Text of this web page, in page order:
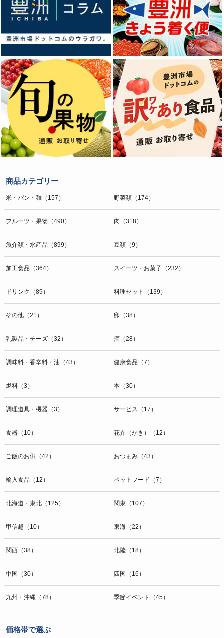
商品カテゴリー
米・パン・麺（157） 野菜類（174）
フルーツ・果物（490） 肉（318）
魚介類・水産品（899） 豆類（9）
加工食品（364） スイーツ・お菓子（232）
ドリンク（89） 料理セット（139）
その他（21） 卵（38）
乳製品・チーズ（32） 酒（28）
調味料・香辛料・油（43） 健康食品（7）
燃料（3） 本（30）
調理道具・機器（3） サービス（17）
食器（10） 花卉（かき）（12）
ご飯のお供（42） おつまみ（43）
輸入食品（12） ペットフード（7）
北海道・東北（125） 関東（107）
甲信越（10） 東海（22）
関西（38） 北陸（18）
中国（30） 四国（16）
九州・沖縄（78） 季節イベント（45）
価格帯で選ぶ